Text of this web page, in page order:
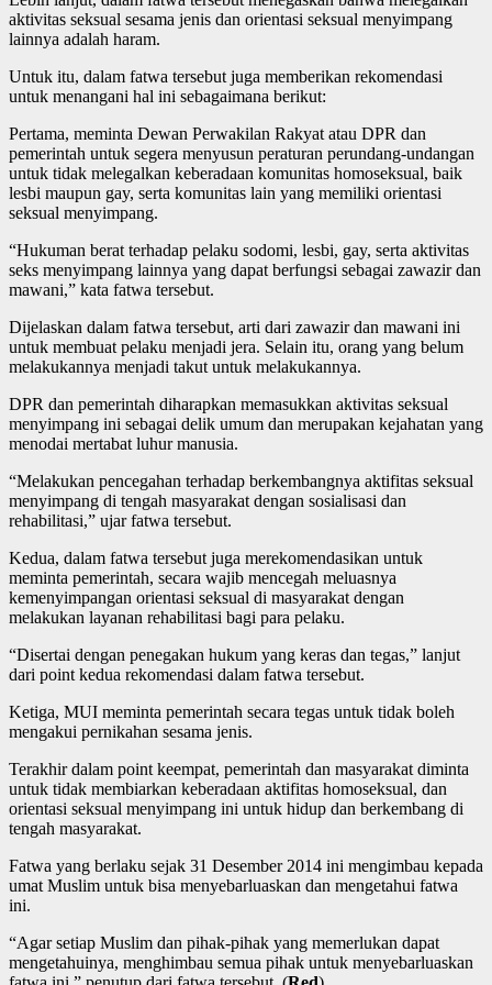
aktivitas seksual sesama jenis dan orientasi seksual menyimpang
lainnya adalah haram.
Untuk itu, dalam fatwa tersebut juga memberikan rekomendasi
untuk menangani hal ini sebagaimana berikut:
Pertama, meminta Dewan Perwakilan Rakyat atau DPR dan
pemerintah untuk segera menyusun peraturan perundang-undangan
untuk tidak melegalkan keberadaan komunitas homoseksual, baik
lesbi maupun gay, serta komunitas lain yang memiliki orientasi
seksual menyimpang.
“Hukuman berat terhadap pelaku sodomi, lesbi, gay, serta aktivitas
seks menyimpang lainnya yang dapat berfungsi sebagai zawazir dan
mawani,” kata fatwa tersebut.
Dijelaskan dalam fatwa tersebut, arti dari zawazir dan mawani ini
untuk membuat pelaku menjadi jera. Selain itu, orang yang belum
melakukannya menjadi takut untuk melakukannya.
DPR dan pemerintah diharapkan memasukkan aktivitas seksual
menyimpang ini sebagai delik umum dan merupakan kejahatan yang
menodai mertabat luhur manusia.
“Melakukan pencegahan terhadap berkembangnya aktifitas seksual
menyimpang di tengah masyarakat dengan sosialisasi dan
rehabilitasi,” ujar fatwa tersebut.
Kedua, dalam fatwa tersebut juga merekomendasikan untuk
meminta pemerintah, secara wajib mencegah meluasnya
kemenyimpangan orientasi seksual di masyarakat dengan
melakukan layanan rehabilitasi bagi para pelaku.
“Disertai dengan penegakan hukum yang keras dan tegas,” lanjut
dari point kedua rekomendasi dalam fatwa tersebut.
Ketiga, MUI meminta pemerintah secara tegas untuk tidak boleh
mengakui pernikahan sesama jenis.
Terakhir dalam point keempat, pemerintah dan masyarakat diminta
untuk tidak membiarkan keberadaan aktifitas homoseksual, dan
orientasi seksual menyimpang ini untuk hidup dan berkembang di
tengah masyarakat.
Fatwa yang berlaku sejak 31 Desember 2014 ini mengimbau kepada
umat Muslim untuk bisa menyebarluaskan dan mengetahui fatwa
ini.
“Agar setiap Muslim dan pihak-pihak yang memerlukan dapat
mengetahuinya, menghimbau semua pihak untuk menyebarluaskan